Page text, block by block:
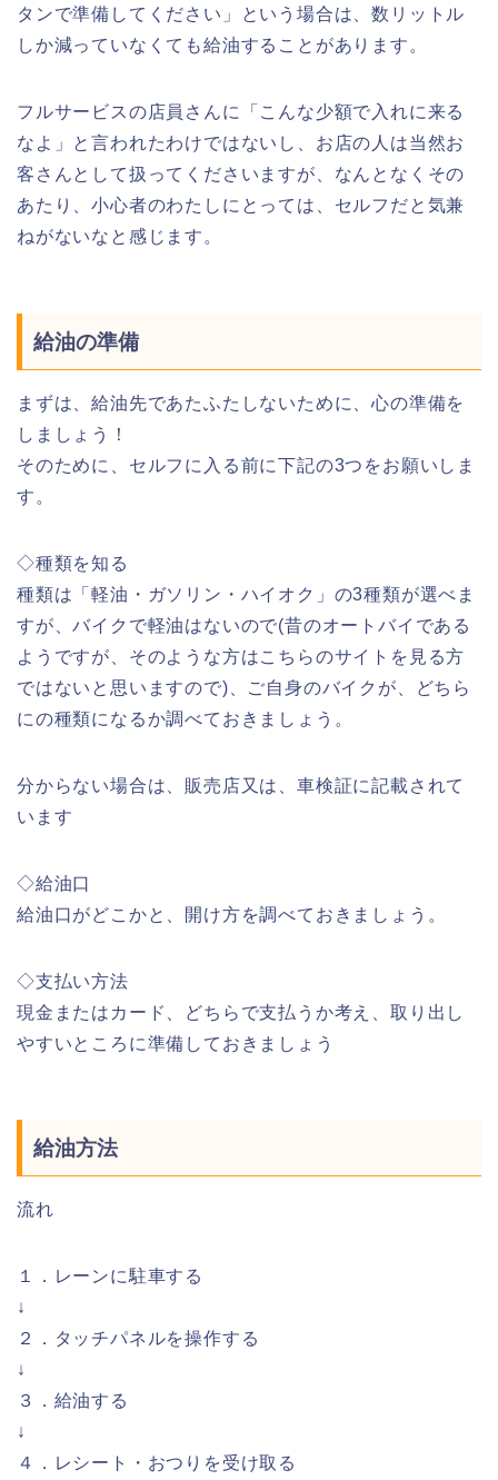
タンで準備してください」という場合は、数リットル
しか減っていなくても給油することがあります。
フルサービスの店員さんに「こんな少額で入れに来る
なよ」と言われたわけではないし、お店の人は当然お
客さんとして扱ってくださいますが、なんとなくその
あたり、小心者のわたしにとっては、セルフだと気兼
ねがないなと感じます。
給油の準備
まずは、給油先であたふたしないために、心の準備を
しましょう！
そのために、セルフに入る前に下記の3つをお願いしま
す。
◇種類を知る
種類は「軽油・ガソリン・ハイオク」の3種類が選べま
すが、バイクで軽油はないので(昔のオートバイである
ようですが、そのような方はこちらのサイトを見る方
ではないと思いますので)、ご自身のバイクが、どちら
にの種類になるか調べておきましょう。
分からない場合は、販売店又は、車検証に記載されて
います
◇給油口
給油口がどこかと、開け方を調べておきましょう。
◇支払い方法
現金またはカード、どちらで支払うか考え、取り出し
やすいところに準備しておきましょう
給油方法
流れ
１．レーンに駐車する
↓
２．タッチパネルを操作する
↓
３．給油する
↓
４．レシート・おつりを受け取る